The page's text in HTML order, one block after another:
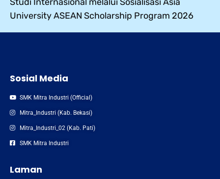
University ASEAN Scholarship Program 2026
Sosial Media
SMK Mitra Industri (Official)
Mitra_Industri (Kab. Bekasi)
Mitra_Industri_02 (Kab. Pati)
SMK Mitra Industri
Laman